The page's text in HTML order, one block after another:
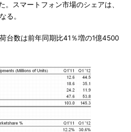
。スマートフォン市場のシェアは、
る。
台数は前年同期比41％増の1億4500